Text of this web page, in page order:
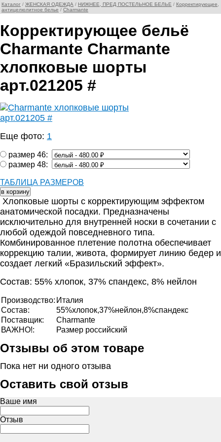
Каталог / ЖЕНСКАЯ ОДЕЖДА / НИЖНЕЕ, ПРЕД ПОСТЕЛЬНОЕ БЕЛЬЕ / Корректирующее,
антицелюлитное белье / Charmante
Корректирующее бельё
Charmante Charmante
хлопковые шорты
арт.021205 #
Еще фото: 1
размер 46:
размер 48:
ТАБЛИЦА РАЗМЕРОВ
Хлопковые шорты с корректирующим эффектом
анатомической посадки. Предназначены
исключительно для внутренней носки в сочетании с
любой одеждой повседневного типа.
Комбинированное плетение полотна обеспечивает
коррекцию талии, живота, формирует линию бедер и
создает легкий «Бразильский эффект».
Состав: 55% хлопок, 37% спандекс, 8% нейлон
Производство: Италия
Состав:
55%хлопок,37%нейлон,8%спандекс
Поставщик:
Сharmante
ВАЖНО!:
Размер российский
Отзывы об этом товаре
Пока нет ни одного отзыва
Оставить свой отзыв
Ваше имя
Отзыв